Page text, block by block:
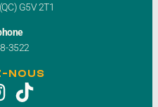
G5V 2T1
3522
NOUS